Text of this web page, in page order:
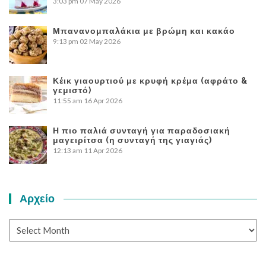
Μπανανομπαλάκια με βρώμη και κακάο
9:13 pm 02 May 2026
Κέικ γιαουρτιού με κρυφή κρέμα (αφράτο &
γεμιστό)
11:55 am 16 Apr 2026
Η πιο παλιά συνταγή για παραδοσιακή
μαγειρίτσα (η συνταγή της γιαγιάς)
12:13 am 11 Apr 2026
Αρχείο